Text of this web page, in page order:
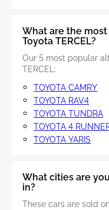
What are the
Toyota TERCEL?
Our 5 most popular
TERCEL:
TOYOTA CAMRY
TOYOTA RAV4
TOYOTA TUNDRA
TOYOTA 4
TOYOTA YARIS
What cities are
in?
These cars are sold